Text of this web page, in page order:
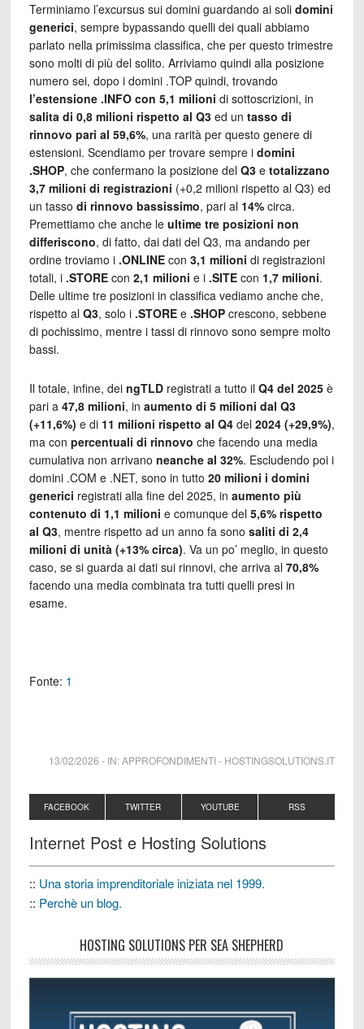
Terminiamo l’excursus sui domini guardando ai soli domini
generici, sempre bypassando quelli dei quali abbiamo
parlato nella primissima classifica, che per questo trimestre
sono molti di più del solito. Arriviamo quindi alla posizione
numero sei, dopo i domini .TOP quindi, trovando
l’estensione .INFO con 5,1 milioni di sottoscrizioni, in
salita di 0,8 milioni rispetto al Q3ed un tasso di
rinnovo pari al 59,6%, una rarità per questo genere di
estensioni. Scendiamo per trovare sempre i domini
.SHOP, che confermano la posizione del Q3e totalizzano
3,7 milioni di registrazioni (+0,2 milioni rispetto al Q3) ed
un tasso di rinnovo bassissimo, pari al 14%circa.
Premettiamo che anche le ultime tre posizioni non
differiscono, di fatto, dai dati del Q3, ma andando per
ordine troviamo i .ONLINEcon 3,1 milioni di registrazioni
totali, i .STOREcon 2,1 milioni e i.SITEcon 1,7 milioni.
Delle ultime tre posizioni in classifica vediamo anche che,
rispetto al Q3, solo i .STOREe .SHOPcrescono, sebbene
di pochissimo, mentre i tassi di rinnovo sono sempre molto
bassi.
Il totale, infine, dei ngTLDregistrati a tutto il Q4 del 2025è
pari a47,8 milioni, in aumento di 5 milioni dal Q3
(+11,6%) e di 11 milioni rispetto al Q4del 2024 (+29,9%),
ma con percentuali di rinnovo che facendo una media
cumulativa non arrivano neanche al 32%. Escludendo poi i
domini .COM e .NET, sono in tutto 20 milioni i domini
generici registrati alla fine del 2025, in aumento più
contenuto di 1,1 milioni e comunque del 5,6% rispetto
al Q3, mentre rispetto ad un anno fa sono saliti di 2,4
milioni di unità (+13% circa). Va un po’ meglio, in questo
caso, se si guarda ai dati sui rinnovi, che arriva al 70,8%
facendo una media combinata tra tutti quelli presi in
esame.
Fonte: 1
13/02/2026 - IN:APPROFONDIMENTI- HOSTINGSOLUTIONS.IT
FACEBOOK TWITTER YOUTUBE RSS
Internet Post e Hosting Solutions
:: Una storia imprenditoriale iniziata nel 1999.
:: Perchè un blog.
HOSTING SOLUTIONS PER SEA SHEPHERD